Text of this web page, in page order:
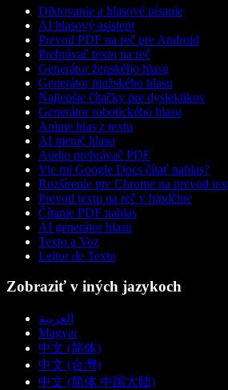
Diktovanie a hlasové písanie
AI hlasový asistent
Prevod PDF na reč pre Android
Prehrávač textu na reč
Generátor ženského hlasu
Generátor mužského hlasu
Najlepšie čítačky pre dyslektikov
Generátor robotického hlasu
Anime hlas z textu
AI menič hlasu
Audio prehrávač PDF
Vie mi Google Docs čítať nahlas?
Rozšírenie pre Chrome na prevod
Prevod textu na reč v hindčine
Čítanie PDF nahlas
AI generátor hlasu
Texto a Voz
Leitor de Texto
Zobraziť v iných jazykoch
العربية
Magyar
中文 (简体)
中文 (台灣)
中文 (简体 中国大陆)